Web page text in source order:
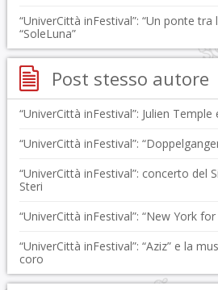
“UniverCittà inFestival”: “Un ponte tra
“SoleLuna”
Post stesso autore
“UniverCittà inFestival”: Julien Temple
“UniverCittà inFestival”:
“UniverCittà inFestival”: concerto del
Steri
“UniverCittà inFestival”: “New York for
“UniverCittà inFestival”: “Aziz” e la
coro